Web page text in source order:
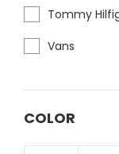
Tommy
Vans
COLOR